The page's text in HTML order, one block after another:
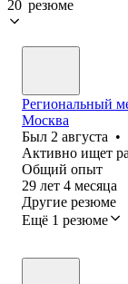
20 резюме
Региональный
Москва
Был 2 августа •
Активно ищет
Общий опыт
29 лет 4 месяца
Другие резюме
Ещё 1 резюме